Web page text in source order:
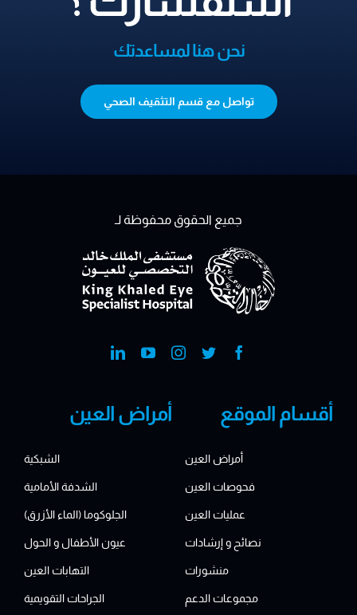
نحن هنا لمساعدتك
تواصل مع قسم التثقيف الصحي
جميع الحقوق محفوظة لـ
أقسام الموقع
أمراض العين
فحوصات العين
عمليات العين
نصائح و إرشادات
منشورات
مجموعات الدعم
أمراض العين
الشبكية
الشدفة الأمامية
الجلوكوما (الماء الأزرق)
عيون الأطفال و الحول
التهابات العين
الجراحات التقويمية